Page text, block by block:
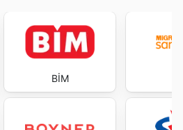
BİM